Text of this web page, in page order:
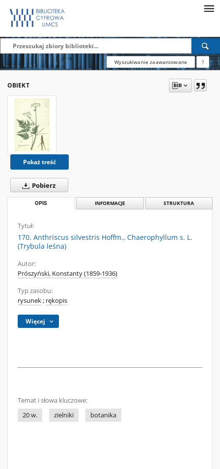
Wyszukiwanie zaawansowane ?
OBIEKT
Pokaż treść
Pobierz
OPIS INFORMACJE STRUKTURA
Tytuł:
170. Anthriscus silvestris Hoffm., Chaerophyllum s. L.
(Trybula leśna)
Autor:
Prószyński, Konstanty (1859-1936)
Typ zasobu:
rysunek; rękopis
Więcej
Temat i słowa kluczowe:
20 w.
zielniki botanika